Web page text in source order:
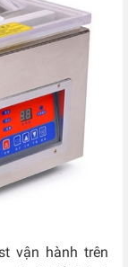
vận hành trên